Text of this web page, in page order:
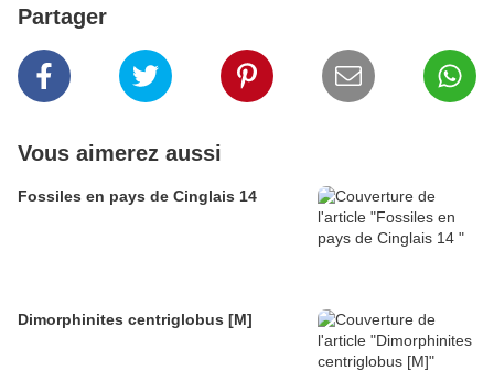
Partager
Vous aimerez aussi
Fossiles en pays de Cinglais 14
Dimorphinites centriglobus [M]